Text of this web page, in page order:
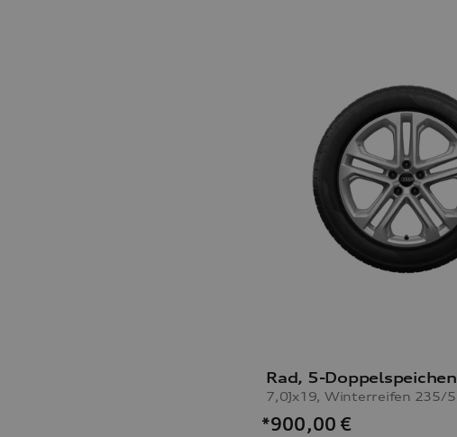
Rad, 5-Doppelspeichen
*900,00 €